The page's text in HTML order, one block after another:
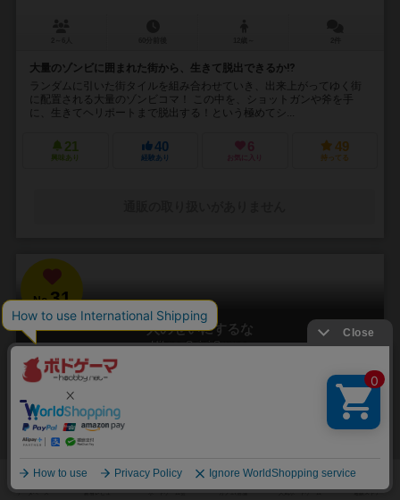
大量のゾンビに囲まれた街から、生きて脱出できるか⁉︎
ランダムに引いた街タイルを組み合わせていき、出来上がってゆく街
に配置される大量のゾンビコマ！ この中を、ショットガンや斧を手
に、生きてヘリポートまで脱出する！という極めてシ...
21
興味あり
40
経験あり
6
お気に入り
49
持ってる
No.31
人のせいにするな
Hitono Seini Suruna
3～5人
責任をなすりつけろ！
「お前がやったんだろ！！」 やった覚えのないミスや罪を押し付けら